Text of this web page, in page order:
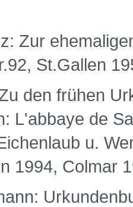
Zur
St.Gallen
den frühen
L'abbaye de
u.
1994, Colmar